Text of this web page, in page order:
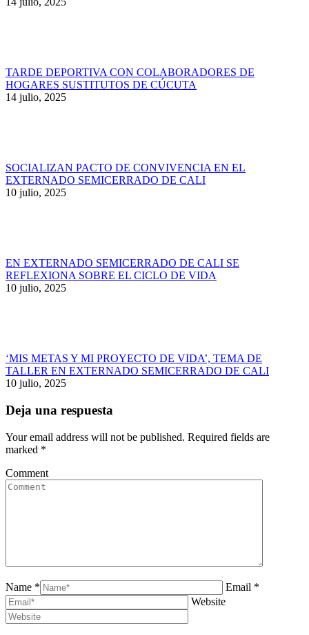
TARDE DEPORTIVA CON COLABORADORES DE
HOGARES SUSTITUTOS DE CÚCUTA
14 julio, 2025
SOCIALIZAN PACTO DE CONVIVENCIA EN EL
EXTERNADO SEMICERRADO DE CALI
10 julio, 2025
EN EXTERNADO SEMICERRADO DE CALI SE
REFLEXIONA SOBRE EL CICLO DE VIDA
10 julio, 2025
‘MIS METAS Y MI PROYECTO DE VIDA’, TEMA DE
TALLER EN EXTERNADO SEMICERRADO DE CALI
10 julio, 2025
Deja una respuesta
Your email address will not be published. Required fields are
marked *
Comment
Name *
Email *
Website